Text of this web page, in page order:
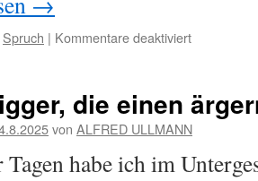
Spruch | Kommentare deaktiviertfür
die einen
von ALFRED ULLMANN
habe ich im